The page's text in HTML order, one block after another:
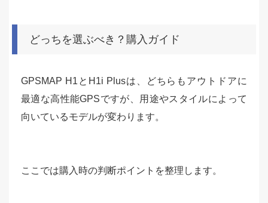
どっちを選ぶべき？購入ガイド
GPSMAP H1とH1i Plusは、どちらもアウトドアに
最適な高性能GPSですが、用途やスタイルによって
向いているモデルが変わります。
ここでは購入時の判断ポイントを整理します。